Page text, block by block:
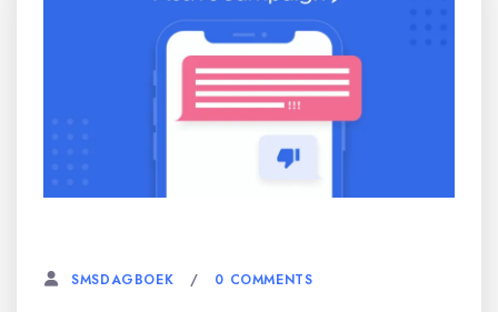
SMSDAGBOEK 0 COMMENTS